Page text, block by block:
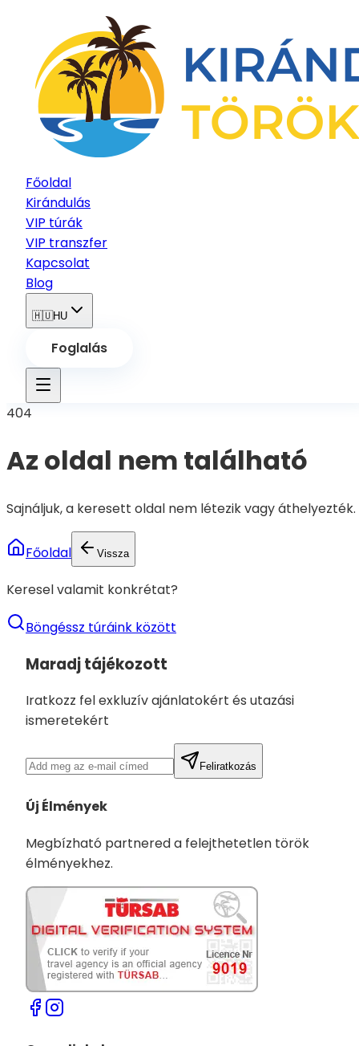
Főoldal
Kirándulás
VIP túrák
VIP transzfer
Kapcsolat
Blog
🇭🇺HU
Foglalás
404
Az oldal nem található
Sajnáljuk, a keresett oldal nem létezik vagy áthelyezték.
Főoldal Vissza
Keresel valamit konkrétat?
Böngéssz túráink között
Maradj tájékozott
Iratkozz fel exkluzív ajánlatokért és utazási
ismeretekért
Feliratkozás
Új Élmények
Megbízható partnered a felejthetetlen török
élményekhez.